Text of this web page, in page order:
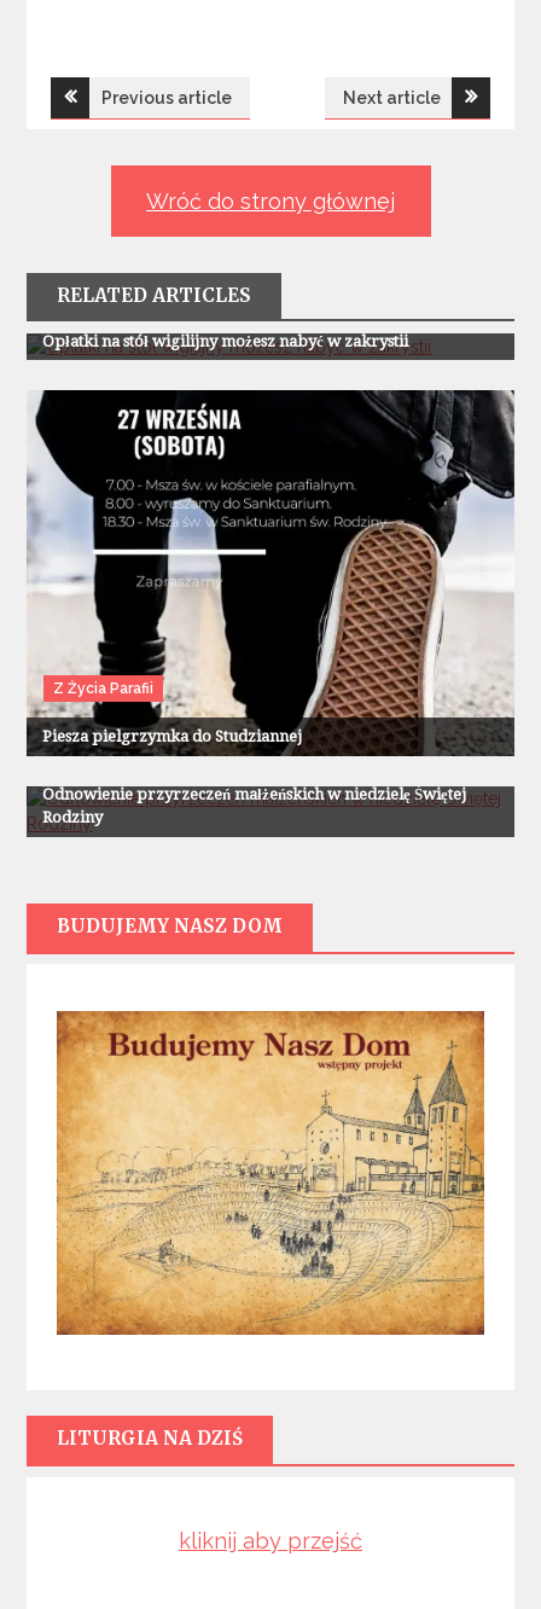
Nawigacja
Previous article Next article
Wróć do strony głównej
RELATED ARTICLES
Z Życia Parafii
Opłatki na stół wigilijny możesz nabyć w zakrystii
Z Życia Parafii
Piesza pielgrzymka do Studziannej
Z Życia Parafii
Odnowienie przyrzeczeń małżeńskich w niedzielę Świętej
Rodziny
BUDUJEMY NASZ DOM
LITURGIA NA DZIŚ
kliknij aby przejść